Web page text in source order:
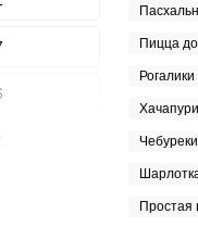
Пицца
Рогалики
Хачапури
Чебуреки
Простая